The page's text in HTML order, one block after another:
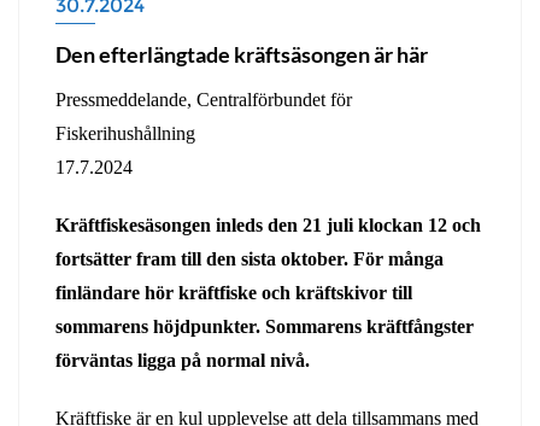
30.7.2024
Den efterlängtade kräftsäsongen är här
Pressmeddelande, Centralförbundet för
Fiskerihushållning
17.7.2024
Kräftfiskesäsongen inleds den 21 juli klockan 12 och
fortsätter fram till den sista oktober. För många
finländare hör kräftfiske och kräftskivor till
sommarens höjdpunkter. Sommarens kräftfångster
förväntas ligga på normal nivå.
Kräftfiske är en kul upplevelse att dela tillsammans med